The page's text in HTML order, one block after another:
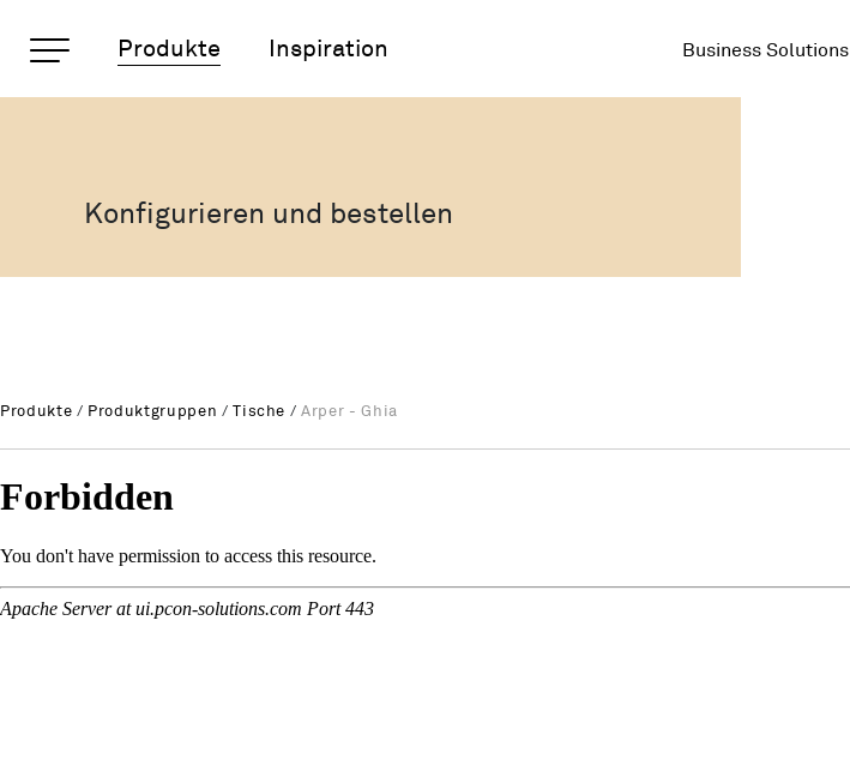
Arper - Ghia
Wichtige Seiten
Kontakt
Metanavigation
Produkte Inspiration Business Solutions
Konfigurieren und bestellen
Produkte / Produktgruppen /Tische /Arper - Ghia